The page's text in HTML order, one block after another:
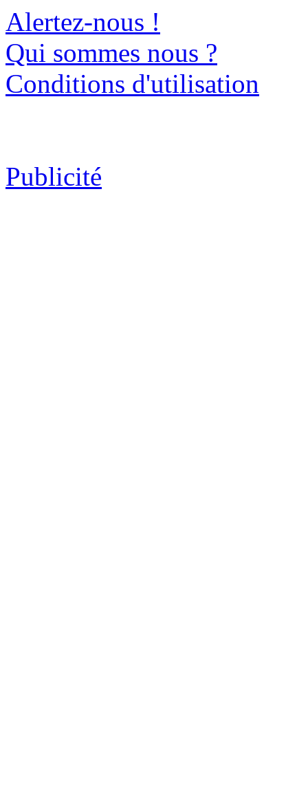
Alertez-nous !
Qui sommes nous ?
Conditions d'utilisation
Publicité